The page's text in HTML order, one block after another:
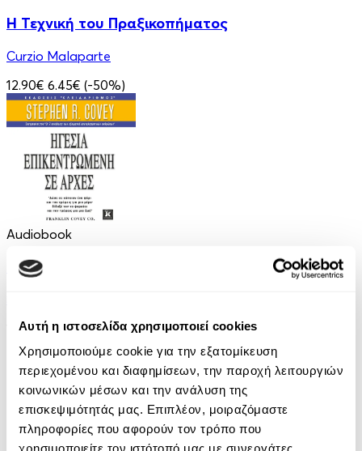
Αυτή η ιστοσελίδα χρησιμοποιεί cookies
Χρησιμοποιούμε cookie για την εξατομίκευση
περιεχομένου και διαφημίσεων, την παροχή λειτουργιών
κοινωνικών μέσων και την ανάλυση της
επισκεψιμότητάς μας. Επιπλέον, μοιραζόμαστε
πληροφορίες που αφορούν τον τρόπο που
χρησιμοποιείτε τον ιστότοπό μας με συνεργάτες
Η Τεχνική του Πραξικοπήματος
Curzio Malaparte
12.90€ 6.45€ (-50%)
Audiobook
Ηγεσία Επικεντρωμένη σε Αρχές
16.90€